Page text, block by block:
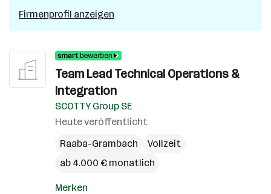
Firmenprofil anzeigen
Team Lead Technical Operations &
Integration
SCOTTY Group SE
Heute veröffentlicht
Raaba-Grambach
Vollzeit
ab 4.000 € monatlich
Merken